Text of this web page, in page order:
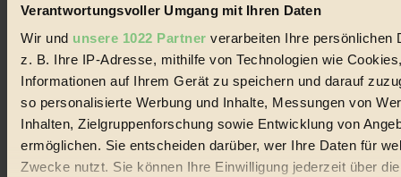
Verantwortungsvoller Umgang mit Ihren Daten
Wir und unsere 1022 Partner verarbeiten Ihre persönlichen
z. B. Ihre IP-Adresse, mithilfe von Technologien wie
Informationen auf Ihrem Gerät zu speichern und darauf
so personalisierte Werbung und Inhalte, Messungen von
Inhalten, Zielgruppenforschung sowie Entwicklung von
ermöglichen. Sie entscheiden darüber, wer Ihre Daten für
Zwecke nutzt. Sie können Ihre Einwilligung jederzeit über
Handels mit Bioprodukten, des Fair-Trade sowie der Branche
Social Media
22.601 Fans auf Facebook
3.415 Follower auf Twitter
Folge uns auf Instagram
Themen
Bio